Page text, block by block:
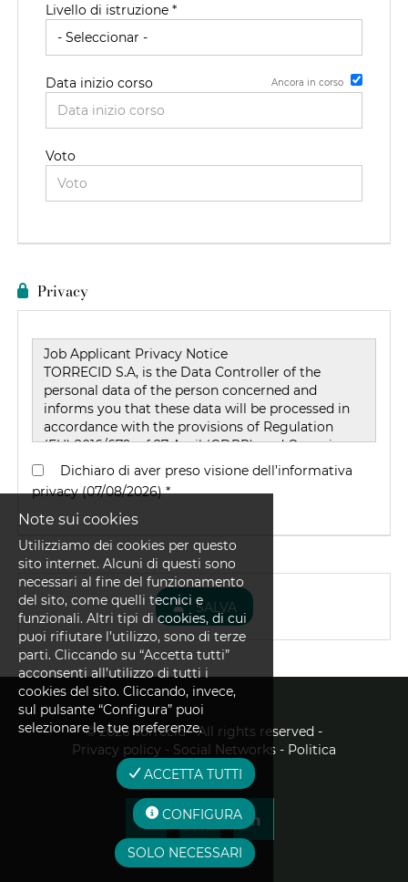
Livello di istruzione *
Data inizio corso Ancora in corso
Data di rilascio del titolo
Voto
Privacy
Dichiaro di aver preso visione dell’informativa
privacy (07/08/2026) *
SALVA
©2026 Torrecid - All rights reserved -
Privacy policy - Social Networks - Politica
sui cookies
Note sui cookies
Utilizziamo dei cookies per questo
sito internet. Alcuni di questi sono
necessari al fine del funzionamento
del sito, come quelli tecnici e
funzionali. Altri tipi di cookies, di cui
puoi rifiutare l’utilizzo, sono di terze
parti. Cliccando su “Accetta tutti”
acconsenti all’utilizzo di tutti i
cookies del sito. Cliccando, invece,
sul pulsante “Configura” puoi
selezionare le tue preferenze.
ACCETTA TUTTI
CONFIGURA
SOLO NECESSARI